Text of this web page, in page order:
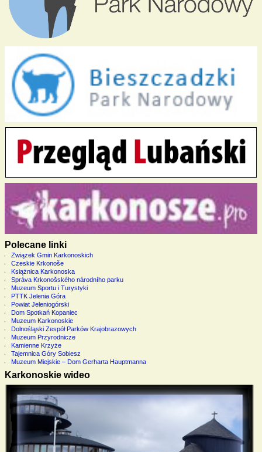
Polecane linki
Związek Gmin Karkonoskich
Czeskie Krkonoše
Książnica Karkonoska
Správa Krkonošského národního parku
Muzeum Sportu i Turystyki
PTTK Jelenia Góra
Powiat Jeleniogórski
Dom Spotkań Kopaniec
Muzeum Karkonoskie
Dolnośląski Zespół Parków Krajobrazowych
Muzeum Przyrodnicze
Kamienne Krzyże
Tajemnica Góry Sobiesz
Muzeum Miejskie – Dom Gerharta Hauptmanna
Karkonoskie wideo